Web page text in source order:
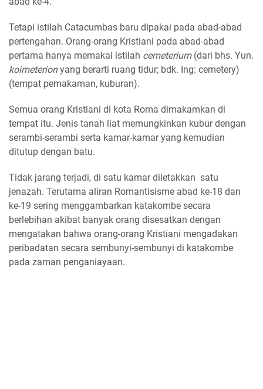
Tetapi istilah Catacumbas baru dipakai pada abad-abad
pertengahan. Orang-orang Kristiani pada abad-abad
pertama hanya memakai istilah cemeterium(dari bhs. Yun.
koimeterionyang berarti ruang tidur; bdk. Ing: cemetery)
(tempat pemakaman, kuburan).
Semua orang Kristiani di kota Roma dimakamkan di
tempat itu. Jenis tanah liat memungkinkan kubur dengan
serambi-serambi serta kamar-kamar yang kemudian
ditutup dengan batu.
Tidak jarang terjadi, di satu kamar diletakkan satu
jenazah. Terutama aliran Romantisisme abad ke-18 dan
ke-19 sering menggambarkan katakombe secara
berlebihan akibat banyak orang disesatkan dengan
mengatakan bahwa orang-orang Kristiani mengadakan
peribadatan secara sembunyi-sembunyi di katakombe
pada zaman penganiayaan.